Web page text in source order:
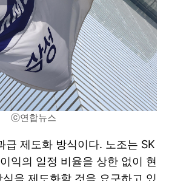
ⓒ연합뉴스
급 제도화 방식이다. 노조는 SK
익의 일정 비율을 상한 없이 현
을 제도화할 것을 요구하고 있